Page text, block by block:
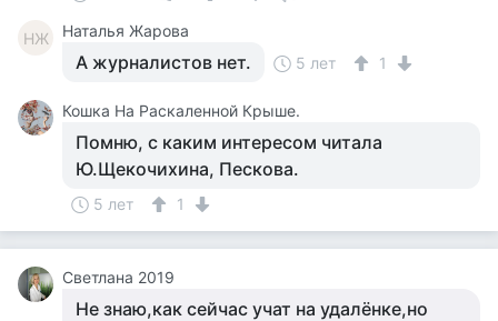
НЖ Наталья Жарова
А журналистов нет. 5 лет 1
Кошка На Раскаленной Крыше.
Помню, с каким интересом читала
Ю.Щекочихина, Пескова.
5 лет 1
Светлана 2019
Не знаю,как сейчас учат на удалёнке,но